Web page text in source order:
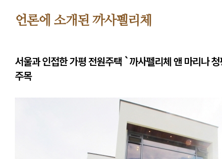
펠
리
마
리
언론에 소개된 까사펠리체
서울과 인접한 가평 전원주택 `까사펠리체 앤 마리나
주목